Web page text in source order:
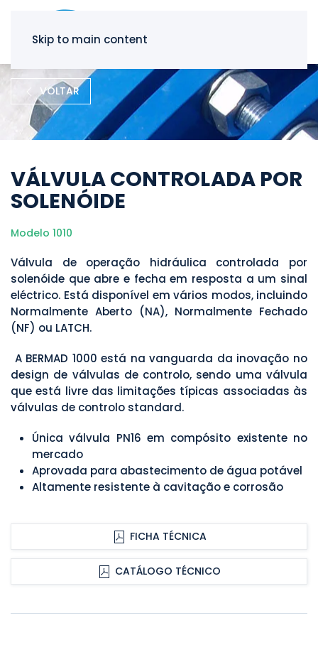
Skip to main content
VOLTAR
VÁLVULA CONTROLADA POR
SOLENÓIDE
Modelo 1010
Válvula de operação hidráulica controlada por
solenóide que abre e fecha em resposta a um sinal
eléctrico. Está disponível em vários modos, incluindo
Normalmente Aberto (NA), Normalmente Fechado
(NF) ou LATCH.
A BERMAD 1000 está na vanguarda da inovação no
design de válvulas de controlo, sendo uma válvula
que está livre das limitações típicas associadas às
válvulas de controlo standard.
Única válvula PN16 em compósito existente no
mercado
Aprovada para abastecimento de água potável
Altamente resistente à cavitação e corrosão
FICHA TÉCNICA
CATÁLOGO TÉCNICO